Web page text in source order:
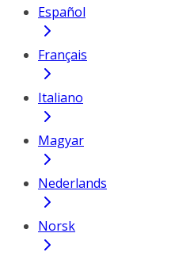
Español
Français
Italiano
Magyar
Nederlands
Norsk